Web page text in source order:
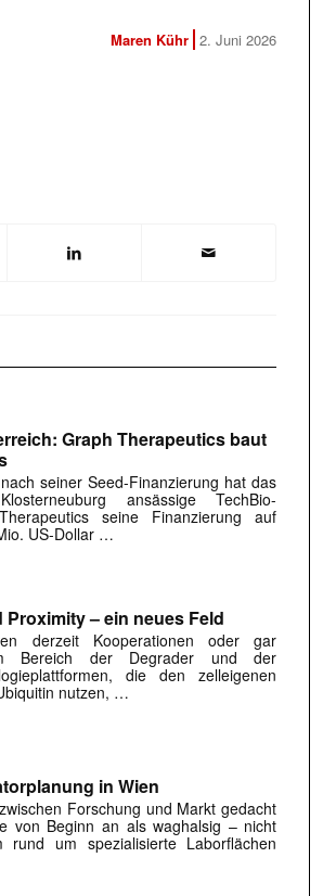
Maren Kühr 2. Juni 2026
Graph Therapeutics baut
seiner Seed-Finanzierung hat das
ansässige TechBio-
seine Finanzierung auf
US-Dollar …
Proximity – ein neues Feld
derzeit Kooperationen oder gar
Bereich der Degrader und der
die den zelleigenen
nutzen, …
in Wien
Forschung und Markt gedacht
von Beginn an als waghalsig – nicht
um spezialisierte Laborflächen